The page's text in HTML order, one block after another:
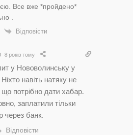
Все вже *пройдено*
.
Відповісти
8 років тому
у Нововолинську у
навіть натяку не
потрібно дати хабар.
заплатили тільки
через банк.
Відповісти